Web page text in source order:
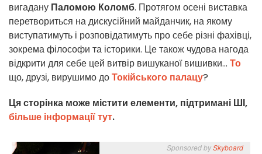
вигадану Паломою Коломб. Протягом осені виставка
перетвориться на дискусійний майданчик, на якому
виступатимуть і розповідатимуть про себе різні фахівці,
зокрема філософи та історики. Це також чудова нагода
відкрити для себе цей витвір вишуканої вишивки... То
що, друзі, вирушимо доТокійського палацу?
Ця сторінка може містити елементи, підтримані ШІ,
більше інформації тут.